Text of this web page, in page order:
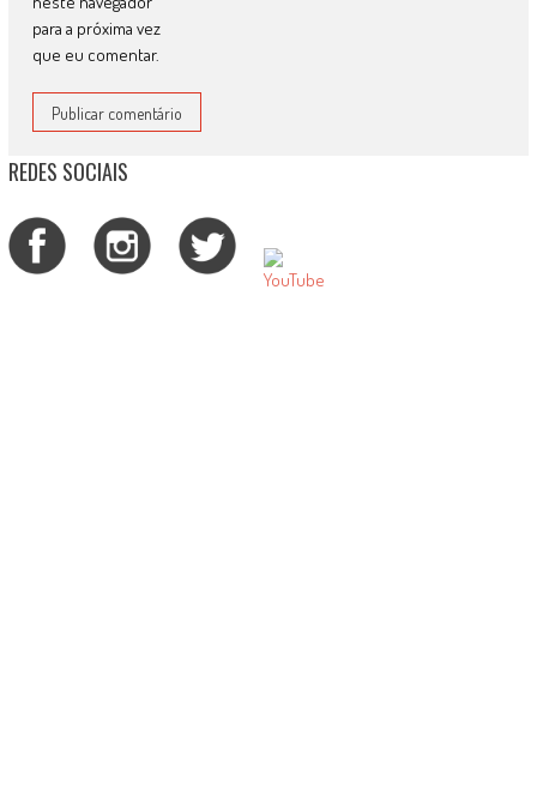
para a próxima vez
que eu comentar.
REDES SOCIAIS